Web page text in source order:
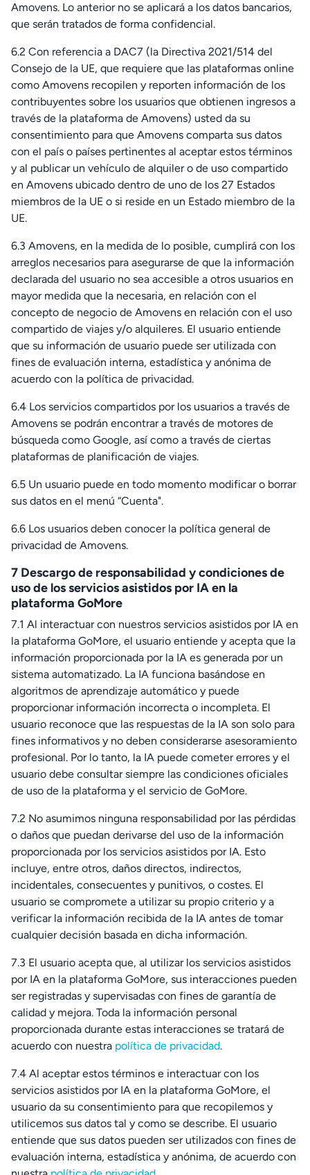
Amovens. Lo anterior no se aplicará a los datos bancarios,
que serán tratados de forma confidencial.
6.2 Con referencia a DAC7 (la Directiva 2021/514 del
Consejo de la UE, que requiere que las plataformas online
como Amovens recopilen y reporten información de los
contribuyentes sobre los usuarios que obtienen ingresos a
través de la plataforma de Amovens) usted da su
consentimiento para que Amovens comparta sus datos
con el país o países pertinentes al aceptar estos términos
y al publicar un vehículo de alquiler o de uso compartido
en Amovens ubicado dentro de uno de los 27 Estados
miembros de la UE o si reside en un Estado miembro de la
UE.
6.3 Amovens, en la medida de lo posible, cumplirá con los
arreglos necesarios para asegurarse de que la información
declarada del usuario no sea accesible a otros usuarios en
mayor medida que la necesaria, en relación con el
concepto de negocio de Amovens en relación con el uso
compartido de viajes y/o alquileres. El usuario entiende
que su información de usuario puede ser utilizada con
fines de evaluación interna, estadística y anónima de
acuerdo con la política de privacidad.
6.4 Los servicios compartidos por los usuarios a través de
Amovens se podrán encontrar a través de motores de
búsqueda como Google, así como a través de ciertas
plataformas de planificación de viajes.
6.5 Un usuario puede en todo momento modificar o borrar
sus datos en el menú “Cuenta".
6.6 Los usuarios deben conocer la política general de
privacidad de Amovens.
7 Descargo de responsabilidad y condiciones de
uso de los servicios asistidos por IA en la
plataforma GoMore
7.1 Al interactuar con nuestros servicios asistidos por IA en
la plataforma GoMore, el usuario entiende y acepta que la
información proporcionada por la IA es generada por un
sistema automatizado. La IA funciona basándose en
algoritmos de aprendizaje automático y puede
proporcionar información incorrecta o incompleta. El
usuario reconoce que las respuestas de la IA son solo para
fines informativos y no deben considerarse asesoramiento
profesional. Por lo tanto, la IA puede cometer errores y el
usuario debe consultar siempre las condiciones oficiales
de uso de la plataforma y el servicio de GoMore.
7.2 No asumimos ninguna responsabilidad por las pérdidas
o daños que puedan derivarse del uso de la información
proporcionada por los servicios asistidos por IA. Esto
incluye, entre otros, daños directos, indirectos,
incidentales, consecuentes y punitivos, o costes. El
usuario se compromete a utilizar su propio criterio y a
verificar la información recibida de la IA antes de tomar
cualquier decisión basada en dicha información.
7.3 El usuario acepta que, al utilizar los servicios asistidos
por IA en la plataforma GoMore, sus interacciones pueden
ser registradas y supervisadas con fines de garantía de
calidad y mejora. Toda la información personal
proporcionada durante estas interacciones se tratará de
acuerdo con nuestra política de privacidad.
7.4 Al aceptar estos términos e interactuar con los
servicios asistidos por IA en la plataforma GoMore, el
usuario da su consentimiento para que recopilemos y
utilicemos sus datos tal y como se describe. El usuario
entiende que sus datos pueden ser utilizados con fines de
evaluación interna, estadística y anónima, de acuerdo con